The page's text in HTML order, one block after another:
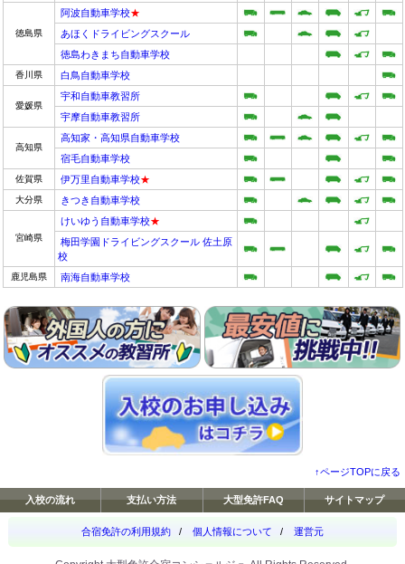
徳島県
阿波自動車学校★
あほくドライビングスクール
徳島わきまち自動車学校
香川県 白鳥自動車学校
愛媛県
宇和自動車教習所
宇摩自動車教習所
高知県
高知家・高知県自動車学校
宿毛自動車学校
佐賀県 伊万里自動車学校★
大分県 きつき自動車学校
宮崎県
けいゆう自動車学校★
梅田学園ドライビングスクール 佐土原
校
鹿児島県 南海自動車学校
↑ページTOPに戻る
入校の流れ 支払い方法 大型免許FAQ サイトマップ
合宿免許の利用規約 / 個人情報について / 運営元